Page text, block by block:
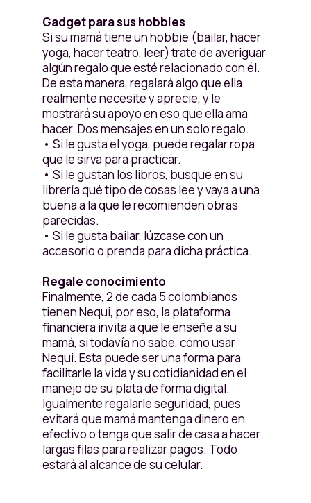
Gadget para sus hobbies
Si su mamá tiene un hobbie (bailar, hacer
yoga, hacer teatro, leer) trate de averiguar
algún regalo que esté relacionado con él.
De esta manera, regalará algo que ella
realmente necesite y aprecie, y le
mostrará su apoyo en eso que ella ama
hacer. Dos mensajes en un solo regalo.
• Si le gusta el yoga, puede regalar ropa
que le sirva para practicar.
• Si le gustan los libros, busque en su
librería qué tipo de cosas lee y vaya a una
buena a la que le recomienden obras
parecidas.
• Si le gusta bailar, lúzcase con un
accesorio o prenda para dicha práctica.
Regale conocimiento
Finalmente, 2 de cada 5 colombianos
tienen Nequi, por eso, la plataforma
financiera invita a que le enseñe a su
mamá, si todavía no sabe, cómo usar
Nequi. Esta puede ser una forma para
facilitarle la vida y su cotidianidad en el
manejo de su plata de forma digital.
Igualmente regalarle seguridad, pues
evitará que mamá mantenga dinero en
efectivo o tenga que salir de casa a hacer
largas filas para realizar pagos. Todo
estará al alcance de su celular.